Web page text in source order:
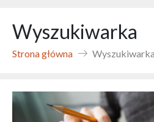
Wyszukiwarka
Strona główna Wyszukiwarka